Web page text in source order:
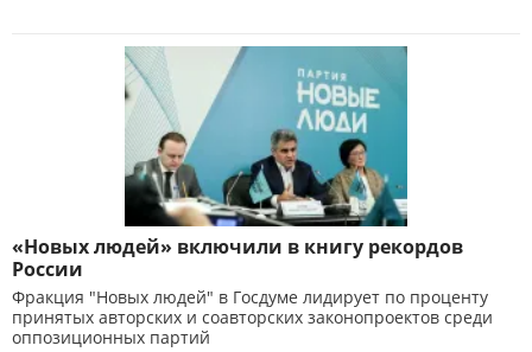
«Новых людей» включили в книгу рекордов
России
Фракция "Новых людей" в Госдуме лидирует по проценту
принятых авторских и соавторских законопроектов среди
оппозиционных партий